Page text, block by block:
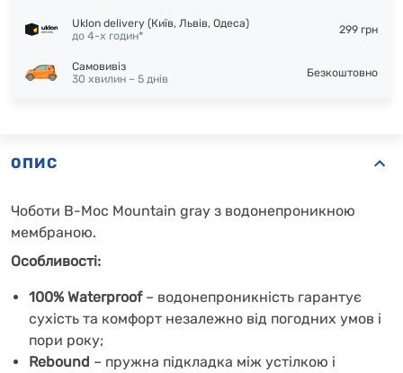
Uklon delivery (Київ, Львів, Одеса)
до 4-х годин*
299 грн
Самовивіз
30 хвилин – 5 днів
Безкоштовно
ОПИС
Чоботи B-Moc Mountain gray з водонепроникною
мембраною.
Особливості:
100% Waterproof– водонепроникність гарантує
сухість та комфорт незалежно від погодних умов і
пори року;
Rebound – пружна підкладка між устілкою і